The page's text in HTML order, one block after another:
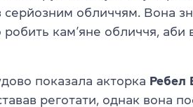
серйозним обличчям. Вона
робить кам’яне обличчя,
показала акторка Ребел
реготати, однак вона